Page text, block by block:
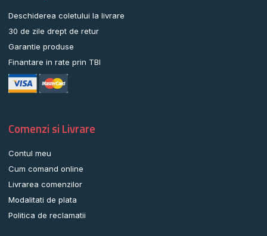
Deschiderea coletului la livrare
30 de zile drept de retur
Garantie produse
Finantare in rate prin TBI
Comenzi si Livrare
Contul meu
Cum comand online
Livrarea comenzilor
Modalitati de plata
Politica de reclamatii